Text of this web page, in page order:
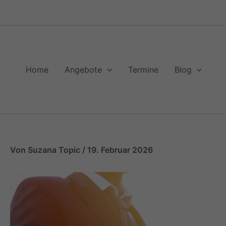
Home Angebote Termine Blog
Von Suzana Topic / 19. Februar 2026